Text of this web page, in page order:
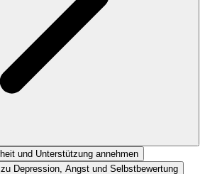
und Unterstützung annehmen
Depression, Angst und Selbstbewertung